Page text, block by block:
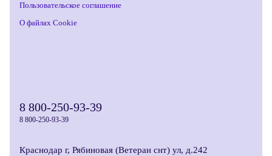
Пользовательское соглашение
О файлах Cookie
8 800-250-93-39
8 800-250-93-39
Краснодар г, Рябиновая (Ветеран снт) ул, д.242